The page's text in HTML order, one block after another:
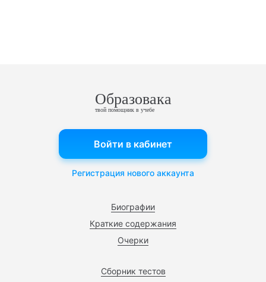
Образовака
твой помощник в учебе
Биографии
Краткие содержания
Очерки
Сборник тестов
Войти в кабинет
Регистрация нового аккаунта